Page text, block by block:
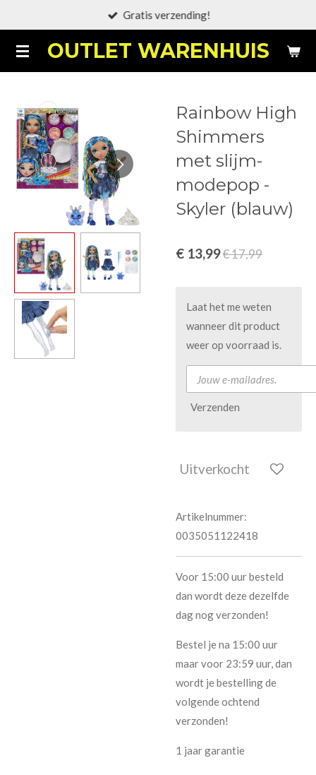
naar
de
OUTLET WARENHUIS
Gratis verzending!
Rainbow High
Shimmers
met slijm-
modepop -
Skyler (blauw)
€ 13,99€ 17,99
Laat het me weten
wanneer dit product
weer op voorraad is.
Verzenden
Uitverkocht
Artikelnummer:
0035051122418
Voor 15:00 uur besteld
dan wordt deze dezelfde
dag nog verzonden!
Bestel je na 15:00 uur
maar voor 23:59 uur, dan
wordt je bestelling de
volgende ochtend
verzonden!
1 jaar garantie